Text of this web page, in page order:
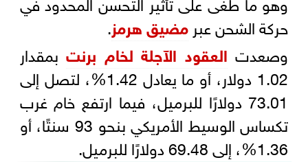
حركة الشحن عبر مضيق هرمز.
وصعدت العقود الآجلة لخام برنتبمقدار
1.02 دولار، أو ما يعادل 1.42%، لتصل إلى
73.01 دولارًا للبرميل، فيما ارتفع خام غرب
تكساس الوسيط الأمريكي بنحو 93 سنتًا، أو
1.36%، إلى 69.48 دولارًا للبرميل.